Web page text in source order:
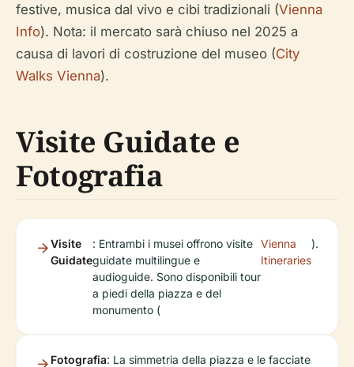
festive, musica dal vivo e cibi tradizionali (Vienna
Info). Nota: il mercato sarà chiuso nel 2025 a
causa di lavori di costruzione del museo (City
Walks Vienna).
Visite Guidate e
Fotografia
Visite
Guidate
: Entrambi i musei offrono visite
guidate multilingue e
audioguide. Sono disponibili tour
a piedi della piazza e del
monumento (
Vienna
Itineraries
).
Fotografia: La simmetria della piazza e le facciate